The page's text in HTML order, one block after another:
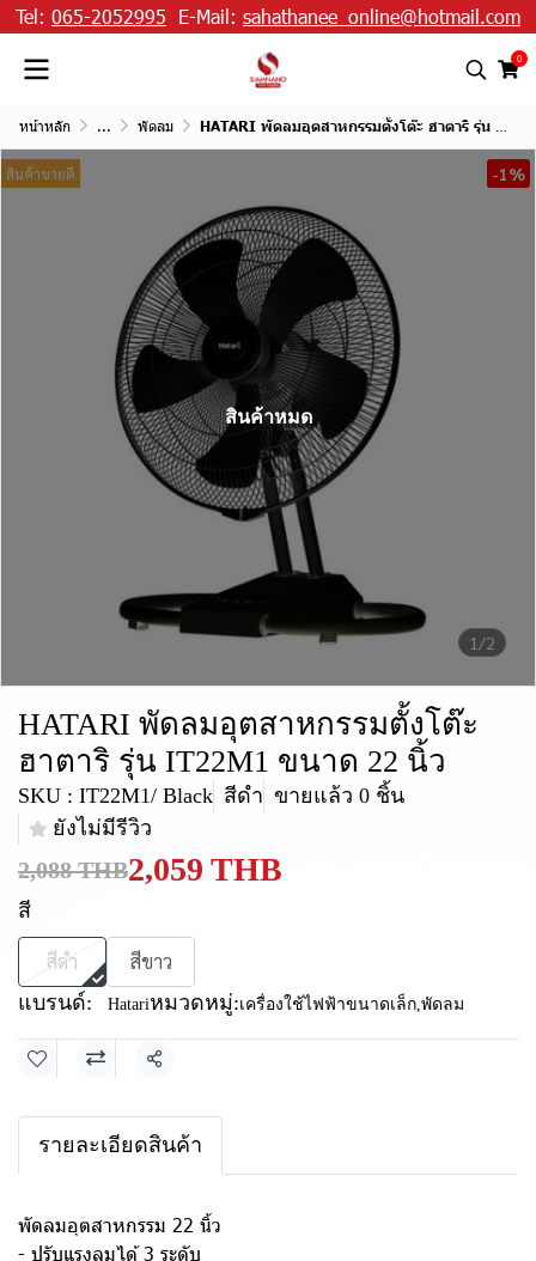
Tel: 065-2052995 E-Mail: sahathanee_online@hotmail.com
0
หน้าหลัก ... พัดลม HATARI พัดลมอุตสาหกรรมตั้งโต๊ะ ฮาตาริ รุ่น IT22M1 ขนาด 22 นิ้ว
1/2
สินค้าขายดี -1%
สินค้าหมด
HATARI พัดลมอุตสาหกรรมตั้งโต๊ะ
ฮาตาริ รุ่น IT22M1 ขนาด 22 นิ้ว
SKU : IT22M1/ Black สีดำ ขายแล้ว 0 ชิ้น
ยังไม่มีรีวิว
2,088 THB2,059 THB
สี
สีดำ สีขาว
แบรนด์: Hatariหมวดหมู่:เครื่องใช้ไฟฟ้าขนาดเล็ก,พัดลม
แชร์
รายละเอียดสินค้า
พัดลมอุตสาหกรรม 22 นิ้ว
- ปรับแรงลมได้ 3 ระดับ